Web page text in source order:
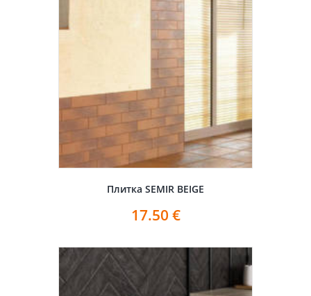
Плитка SEMIR BEIGE
17.50 €